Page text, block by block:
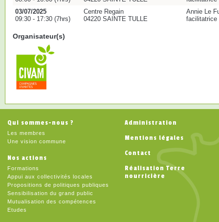
03/07/2025
09:30 - 17:30 (7hrs)
Centre Regain
04220 SAINTE TULLE
Annie Le
facilitatrice
Organisateur(s)
Qui sommes-nous ?
Les membres
Une vision commune
Nos actions
Formations
Appui aux collectivités locales
Propositions de politiques publiques
Sensibilisation du grand public
Mutualisation des compétences
Etudes
Administration
Mentions légales
Contact
Réalisation Terre
nourricière